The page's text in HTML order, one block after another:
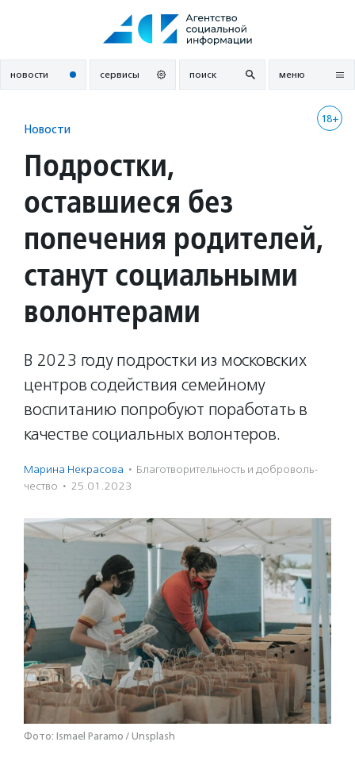
новости сервисы поиск меню
18+
Новости
Подростки,
оставшиеся без
попечения родителей,
станут социальными
волонтерами
В 2023 году подростки из московских
центров содействия семейному
воспитанию попробуют поработать в
качестве социальных волонтеров.
Марина Некрасова · Благотвори­тель­ность и доброволь­
чест­во · 25.01.2023
Фото: Ismael Paramo / Unsplash